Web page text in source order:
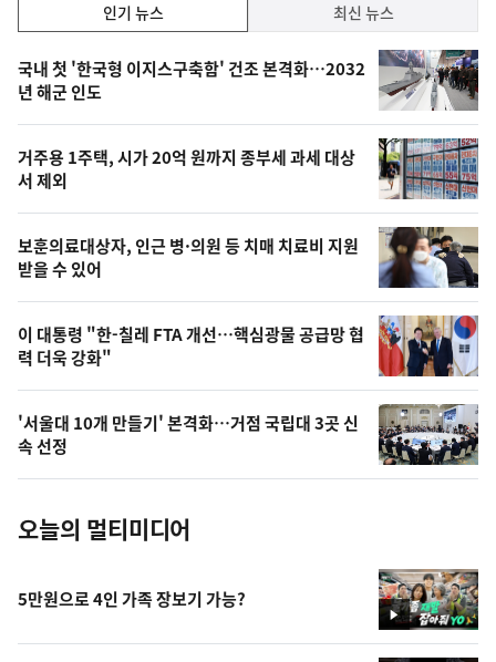
기,
최
신,
오
늘
의
영
상
오
늘
의
사
진
인기 뉴스 최신 뉴스
기
뉴
스
국내 첫 '한국형 이지스구축함' 건조 본격화…2032
년 해군 인도
거주용 1주택, 시가 20억 원까지 종부세 과세 대상
서 제외
보훈의료대상자, 인근 병·의원 등 치매 치료비 지원
받을 수 있어
이 대통령 "한-칠레 FTA 개선…핵심광물 공급망 협
력 더욱 강화"
'서울대 10개 만들기' 본격화…거점 국립대 3곳 신
속 선정
오늘의 멀티미디어
영
상
5만원으로 4인 가족 장보기 가능?